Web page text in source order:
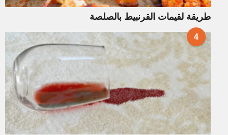
طريقة لقيمات القرنبيط بالصلصة
4